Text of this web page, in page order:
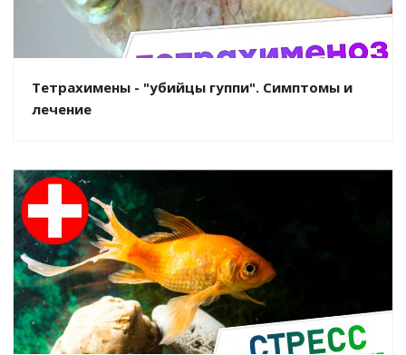
Тетрахимены - "убийцы гуппи". Симптомы и
лечение